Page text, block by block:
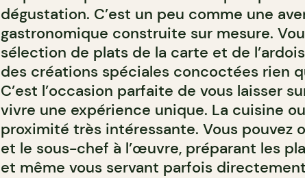
dégustation. C’est un peu comme une
gastronomique construite sur mesure.
sélection de plats de la carte et de
des créations spéciales concoctées rien
C’est l’occasion parfaite de vous laisser
vivre une expérience unique. La cuisine
proximité très intéressante. Vous pouvez
et le sous-chef à l’œuvre, préparant les
et même vous servant parfois